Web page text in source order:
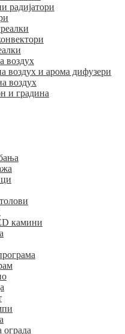
радијатори
воздух
воздух и арома дифузери
воздух
и градина
камини